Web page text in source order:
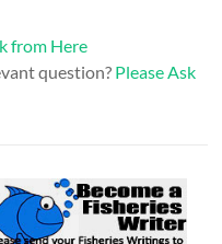
from Here
question? Please Ask